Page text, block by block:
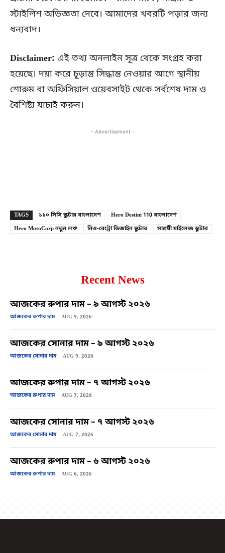
স্টাইলিশ অভিজ্ঞতা দেবে। আমাদের খবরটি পড়ার জন্য
ধন্যবাদ।
Disclaimer: এই তথ্য অনলাইন সূত্র থেকে সংগ্রহ করা
হয়েছে। দয়া করে চূড়ান্ত সিদ্ধান্ত নেওয়ার আগে স্থানীয়
শোরুম বা অফিসিয়াল ওয়েবসাইট থেকে সর্বশেষ দাম ও
বৈশিষ্ট্য যাচাই করুন।
- Advertisement -
TAGS ১১০ সিসি স্কুটার বাংলাদেশ
Hero Destini 110 বাংলাদেশ
Hero MotoCorp নতুন লঞ্চ
নিও-রেট্রো ডিজাইন স্কুটার সাশ্রয়ী মাইলেজ স্কুটার
Recent News
আজকের রুপার দাম – ৯ আগস্ট ২০২৬
আজকের রুপার দাম AUG 9, 2026
আজকের সোনার দাম – ৯ আগস্ট ২০২৬
আজকের সোনার দাম AUG 9, 2026
আজকের রুপার দাম – ৭ আগস্ট ২০২৬
আজকের রুপার দাম AUG 7, 2026
আজকের সোনার দাম – ৭ আগস্ট ২০২৬
আজকের সোনার দাম AUG 7, 2026
আজকের রুপার দাম – ৬ আগস্ট ২০২৬
আজকের রুপার দাম AUG 6, 2026